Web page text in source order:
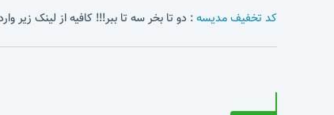
کد تخفیف مدیسه: دو تا بخر سه تا ببر!!! کافیه از لینک زیر